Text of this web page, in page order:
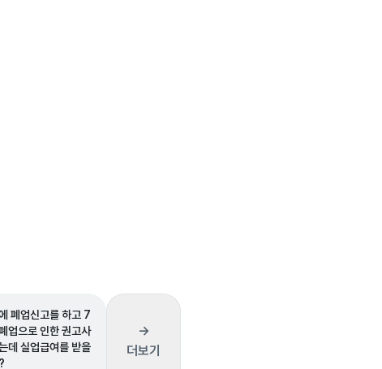
폐업신고를 하고 7
업으로 인한 권고사
데 실업급여를 받을
→
더보기